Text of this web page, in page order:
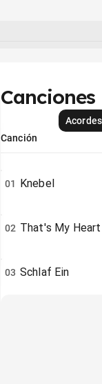
Acordes
Canción
01 Knebel
02 That's My Heart
03 Schlaf Ein